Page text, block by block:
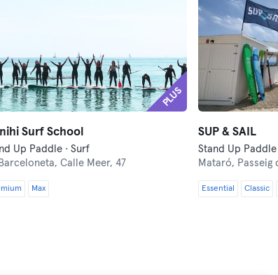
PLUS
Surf School
Up Paddle · Surf
Calle Meer, 47
Max
SUP & SAIL
Stand Up Paddle
Mataró, Passeig
Essential Classic